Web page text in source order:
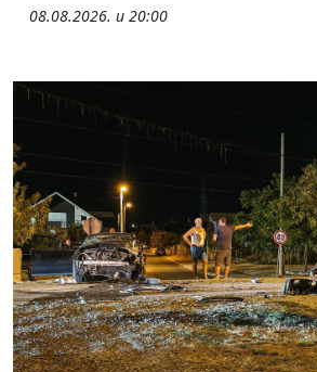
08.08.2026. u 20:00